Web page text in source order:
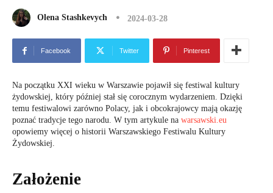
Olena Stashkevych 2024-03-28
Facebook Twitter Pinterest
Na początku XXI wieku w Warszawie pojawił się festiwal kultury
żydowskiej, który później stał się corocznym wydarzeniem. Dzięki
temu festiwalowi zarówno Polacy, jak i obcokrajowcy mają okazję
poznać tradycje tego narodu. W tym artykule na warsawski.eu
opowiemy więcej o historii Warszawskiego Festiwalu Kultury
Żydowskiej.
Założenie